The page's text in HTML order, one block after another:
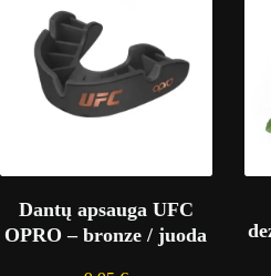
Dantų apsauga UFC
OPRO – bronze / juoda